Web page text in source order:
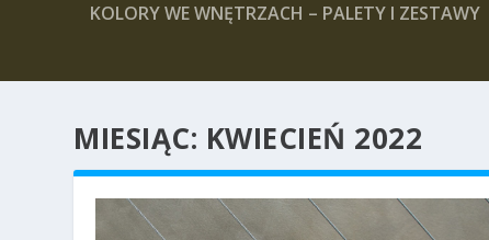
KOLORY WE WNĘTRZACH – PALETY I ZESTAWY
MIESIĄC: KWIECIEŃ 2022